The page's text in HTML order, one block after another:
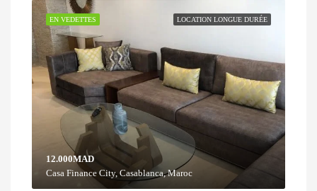
LOCATION LONGUE DURÉE
EN VEDETTES
12.000MAD
Casa Finance City, Casablanca, Maroc